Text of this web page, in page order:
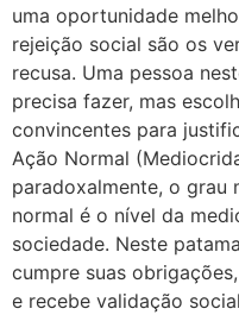
uma oportunidade
rejeição social são os
recusa. Uma pessoa
precisa fazer, mas
convincentes para
Ação Normal
paradoxalmente, o grau
normal é o nível da
sociedade. Neste
cumpre suas
e recebe validação